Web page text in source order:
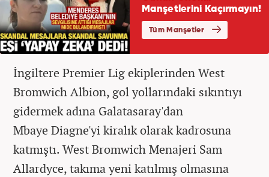
İngiltere Premier Lig ekiplerinden West
Bromwich Albion, gol yollarındaki sıkıntıyı
gidermek adına Galatasaray'dan
Mbaye Diagne'yi kiralık olarak kadrosuna
katmıştı. West Bromwich Menajeri Sam
Allardyce, takıma yeni katılmış olmasına